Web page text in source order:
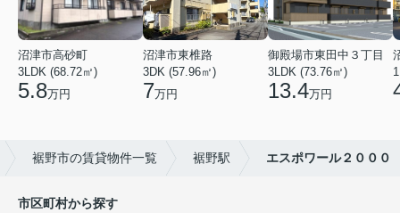
沼津市高砂町
3LDK (68.72㎡)
5.8万円
沼津市東椎路
3DK (57.96㎡)
7万円
御殿場市東田中３丁目
3LDK (73.76㎡)
13.4万円
裾野市の賃貸物件一覧 裾野駅 エスポワール２０００
市区町村から探す